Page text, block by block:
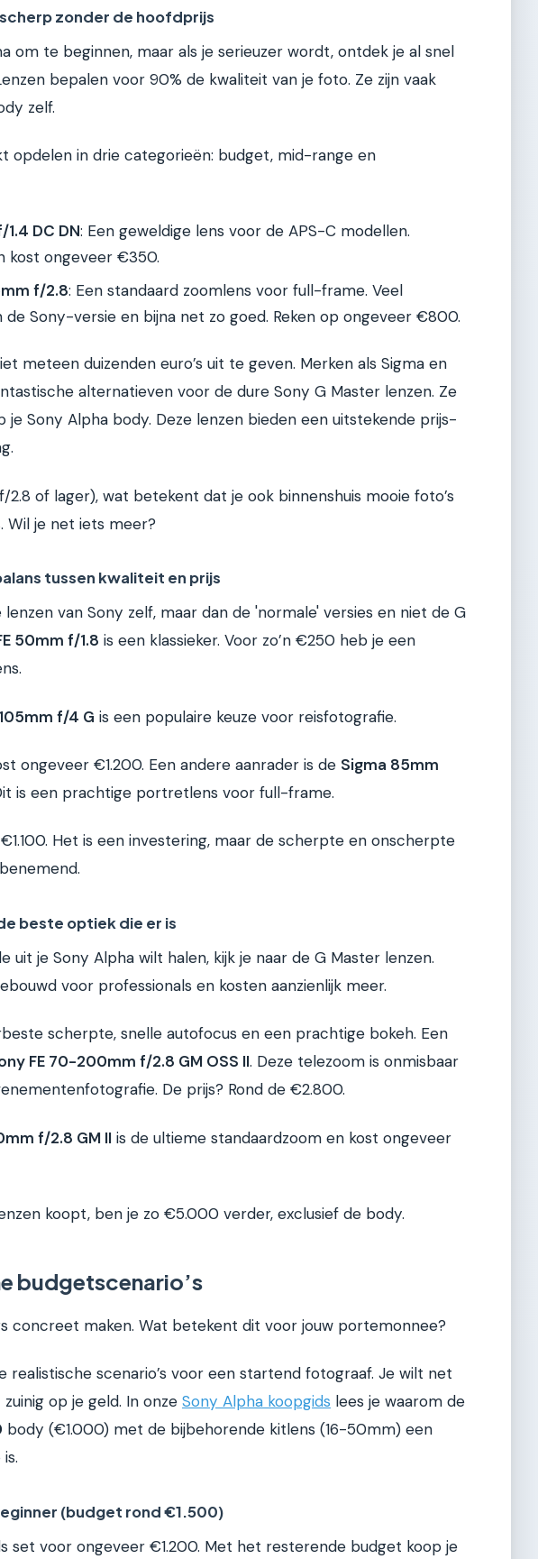
zonder de hoofdprijs
om te beginnen, maar als je serieuzer wordt, ontdek je al snel
bepalen voor 90% de kwaliteit van je foto. Ze zijn vaak
zelf.
opdelen in drie categorieën: budget, mid-range en
DC DN: Een geweldige lens voor de APS-C modellen.
kost ongeveer €350.
f/2.8: Een standaard zoomlens voor full-frame. Veel
de Sony-versie en bijna net zo goed. Reken op ongeveer €800.
meteen duizenden euro’s uit te geven. Merken als Sigma en
alternatieven voor de dure Sony G Master lenzen. Ze
je Sony Alpha body. Deze lenzen bieden een uitstekende prijs-
2.8 of lager), wat betekent dat je ook binnenshuis mooie foto’s
Wil je net iets meer?
tussen kwaliteit en prijs
lenzen van Sony zelf, maar dan de 'normale' versies en niet de G
50mm f/1.8 is een klassieker. Voor zo’n €250 heb je een
f/4 G is een populaire keuze voor reisfotografie.
ongeveer €1.200. Een andere aanrader is de Sigma 85mm
is een prachtige portretlens voor full-frame.
Het is een investering, maar de scherpte en onscherpte
beste optiek die er is
uit je Sony Alpha wilt halen, kijk je naar de G Master lenzen.
voor professionals en kosten aanzienlijk meer.
scherpte, snelle autofocus en een prachtige bokeh. Een
FE 70-200mm f/2.8 GM OSS II. Deze telezoom is onmisbaar
De prijs? Rond de €2.800.
f/2.8 GM II is de ultieme standaardzoom en kost ongeveer
koopt, ben je zo €5.000 verder, exclusief de body.
budgetscenario’s
concreet maken. Wat betekent dit voor jouw portemonnee?
realistische scenario’s voor een startend fotograaf. Je wilt net
op je geld. In onze Sony Alpha koopgids lees je waarom de
body (€1.000) met de bijbehorende kitlens (16-50mm) een
(budget rond €1.500)
set voor ongeveer €1.200. Met het resterende budget koop je